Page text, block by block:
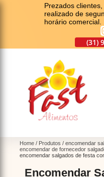
Prezados
realizado de
horário comercial.
(31)
Home Produtos
encomendar
encomendar de fornecedor
encomendar salgados de festa
Encomendar